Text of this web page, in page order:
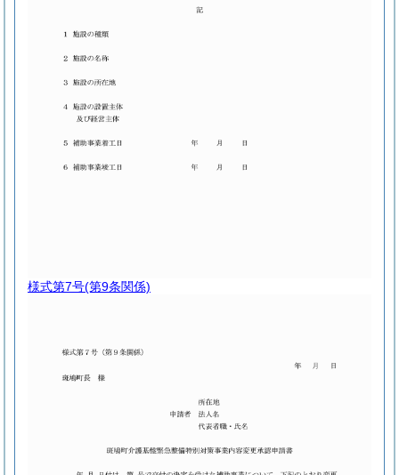
様式第7号(第9条関係)